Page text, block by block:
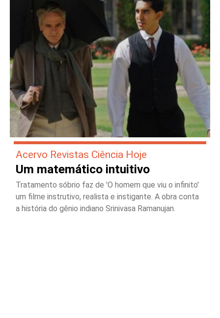
Acervo Revistas Ciência Hoje
Um matemático intuitivo
Tratamento sóbrio faz de 'O homem que viu o infinito'
um filme instrutivo, realista e instigante. A obra conta
a história do gênio indiano Srinivasa Ramanujan.